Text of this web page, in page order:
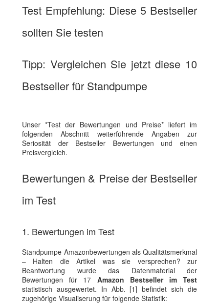
Test Empfehlung: Diese 5 Bestseller
sollten Sie testen
Tipp: Vergleichen Sie jetzt diese 10
Bestseller für Standpumpe
Unser *Test der Bewertungen und Preise* liefert im
folgenden Abschnitt weiterführende Angaben zur
Seriosität der Bestseller Bewertungen und einen
Preisvergleich.
Bewertungen & Preise der Bestseller
im Test
1. Bewertungen im Test
Standpumpe-Amazonbewertungen als Qualitätsmerkmal
– Halten die Artikel was sie versprechen? zur
Beantwortung wurde das Datenmaterial der
Bewertungen für 17 Amazon Bestseller im Test
statistisch ausgewertet. In Abb. [1] befindet sich die
zugehörige Visualiserung für folgende Statistik: